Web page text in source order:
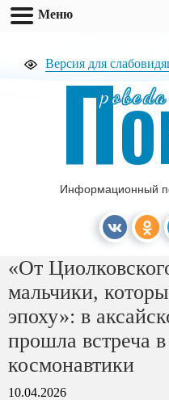
Версия для
П
Информационный
«От
мальчики,
эпоху»: в
прошла встреча
космонавтики
10.04.2026
Меню